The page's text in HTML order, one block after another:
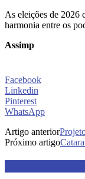
As eleições de 2026
harmonia entre os
Assimp
Facebook
Linkedin
Pinterest
WhatsApp
Artigo anterior
Próximo artigo